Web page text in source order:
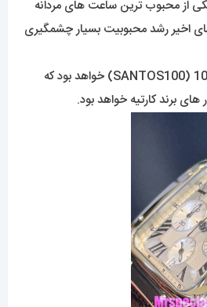
از محبوب ترین ساعت های مردانه
اخیر رشد محبوبیت بسیار چشمگیری
مدل مد نظر ما سانتوس 100 (SANTOS100) خواهد بود که
برند کارتیه خواهد بود.